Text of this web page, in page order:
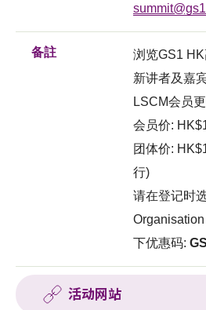
备註
浏览GS1
新讲者及嘉
LSCM会员
会员价:
团体价:
行)
请在登记时
下优惠码:
活动网站